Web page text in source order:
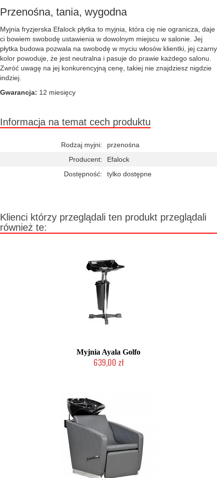
Przenośna, tania, wygodna
Myjnia fryzjerska Efalock płytka to myjnia, która cię nie ogranicza, daje
ci bowiem swobodę ustawienia w dowolnym miejscu w salonie. Jej
płytka budowa pozwala na swobodę w myciu włosów klientki, jej czarny
kolor powoduje, że jest neutralna i pasuje do prawie każdego salonu.
Zwróć uwagę na jej konkurencyjną cenę, takiej nie znajdziesz nigdzie
indziej.
Gwarancja: 12 miesięcy
Informacja na temat cech produktu
Rodzaj myjni:
przenośna
Producent:
Efalock
Dostępność:
tylko dostępne
Klienci którzy przeglądali ten produkt przeglądali
również te:
Myjnia Ayala Golfo
639,00 zł